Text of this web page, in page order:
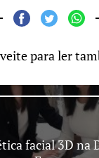
para ler
facial 3D na